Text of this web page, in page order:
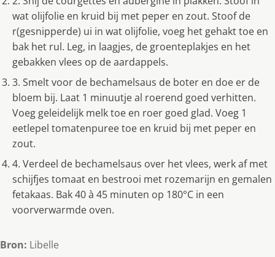
wat olijfolie en kruid bij met peper en zout. Stoof de
r(gesnipperde) ui in wat olijfolie, voeg het gehakt toe en
bak het rul. Leg, in laagjes, de groenteplakjes en het
gebakken vlees op de aardappels.
3. Smelt voor de bechamelsaus de boter en doe er de
bloem bij. Laat 1 minuutje al roerend goed verhitten.
Voeg geleidelijk melk toe en roer goed glad. Voeg 1
eetlepel tomatenpuree toe en kruid bij met peper en
zout.
4. Verdeel de bechamelsaus over het vlees, werk af met
schijfjes tomaat en bestrooi met rozemarijn en gemalen
fetakaas. Bak 40 à 45 minuten op 180°C in een
voorverwarmde oven.
Bron: Libelle